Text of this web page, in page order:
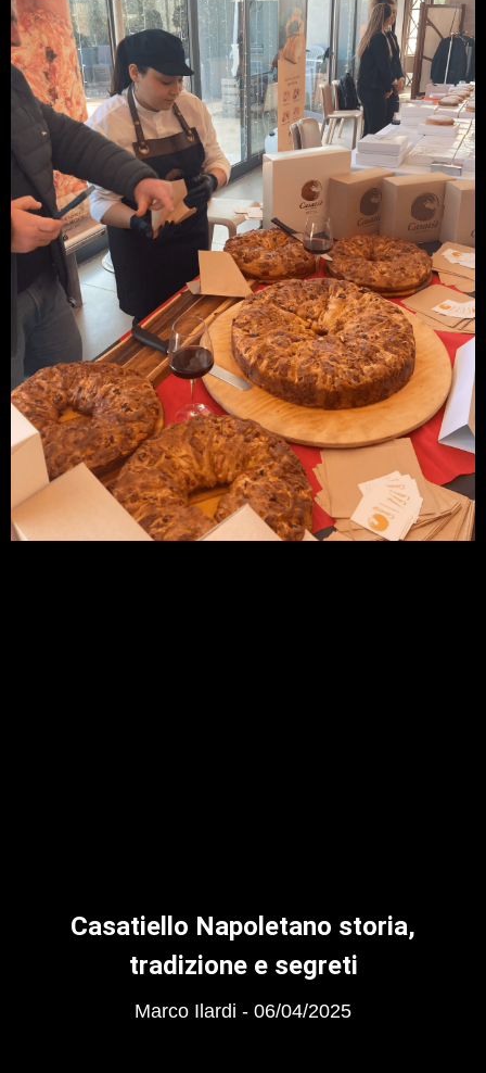
Casatiello Napoletano storia,
tradizione e segreti
Marco Ilardi 06/04/2025